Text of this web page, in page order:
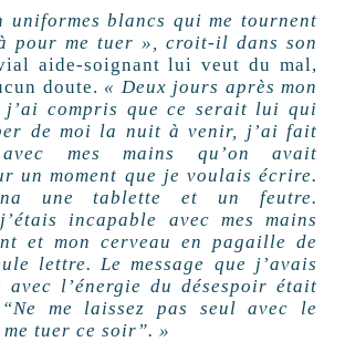
uniformes blancs qui me tournent
pour me tuer », croit-il dans son
aide-soignant lui veut du mal,
doute. « Deux jours après mon
j’ai compris que ce serait lui qui
de moi la nuit à venir, j’ai fait
avec mes mains qu’on avait
un moment que je voulais écrire.
une tablette et un feutre.
incapable avec mes mains
et mon cerveau en pagaille de
lettre. Le message que j’avais
avec l’énergie du désespoir était
me laissez pas seul avec le
tuer ce soir”. »